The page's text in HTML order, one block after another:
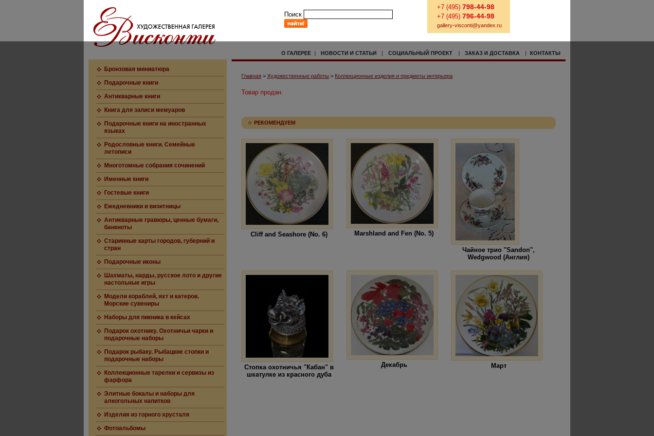
Поиск
+7 (495) 798-44-98
+7 (495) 796-44-98
gallery-visconti@yandex.ru
О ГАЛЕРЕЕ | НОВОСТИ И СТАТЬИ | СОЦИАЛЬНЫЙ ПРОЕКТ | ЗАКАЗ И ДОСТАВКА | КОНТАКТЫ
Бронзовая миниатюра
Подарочные книги
Антикварные книги
Книга для записи мемуаров
Подарочные книги на иностранных
языках
Родословные книги. Семейные
летописи
Многотомные собрания сочинений
Именные книги
Гостевые книги
Ежедневники и визитницы
Антикварные гравюры, ценные бумаги,
банкноты
Старинные карты городов, губерний и
стран
Подарочные иконы
Шахматы, нарды, русское лото и другие
настольные игры
Модели кораблей, яхт и катеров.
Морские сувениры
Наборы для пикника в кейсах
Подарок охотнику. Охотничьи чарки и
подарочные наборы
Подарок рыбаку. Рыбацкие стопки и
подарочные наборы
Коллекционные тарелки и сервизы из
фарфора
Элитные бокалы и наборы для
алкогольных напитков
Изделия из горного хрусталя
Фотоальбомы
Главная > Художественные работы > Коллекционные изделия и предметы интерьера
Товар продан.
РЕКОМЕНДУЕМ
Cliff and Seashore (No. 6) Marshland and Fen (No. 5)
Чайное трио "Sandon",
Wedgwood (Англия)
Стопка охотничья "Кабан" в
шкатулке из красного дуба
Декабрь Март